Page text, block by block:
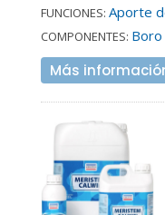
FUNCIONES: Aporte
COMPONENTES: Boro
Más